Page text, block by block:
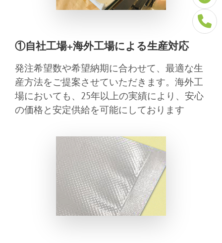
①自社工場+海外工場による生産対応
発注希望数や希望納期に合わせて、最適な生
産方法をご提案させていただきます。海外工
場においても、25年以上の実績により、安心
の価格と安定供給を可能にしております